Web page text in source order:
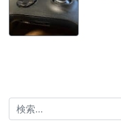
検索: